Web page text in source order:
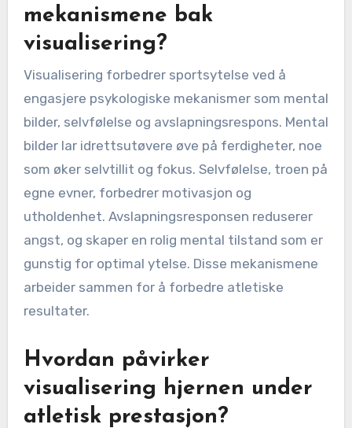
mekanismene bak
visualisering?
Visualisering forbedrer sportsytelse ved å
engasjere psykologiske mekanismer som mental
bilder, selvfølelse og avslapningsrespons. Mental
bilder lar idrettsutøvere øve på ferdigheter, noe
som øker selvtillit og fokus. Selvfølelse, troen på
egne evner, forbedrer motivasjon og
utholdenhet. Avslapningsresponsen reduserer
angst, og skaper en rolig mental tilstand som er
gunstig for optimal ytelse. Disse mekanismene
arbeider sammen for å forbedre atletiske
resultater.
Hvordan påvirker
visualisering hjernen under
atletisk prestasjon?